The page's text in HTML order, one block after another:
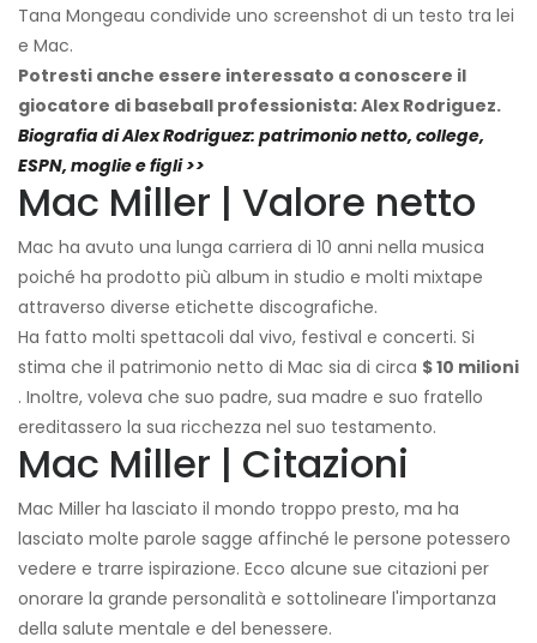
Tana Mongeau condivide uno screenshot di un testo tra lei
e Mac.
Potresti anche essere interessato a conoscere il
giocatore di baseball professionista: Alex Rodriguez.
Biografia di Alex Rodriguez: patrimonio netto, college,
ESPN, moglie e figli >>
Mac Miller | Valore netto
Mac ha avuto una lunga carriera di 10 anni nella musica
poiché ha prodotto più album in studio e molti mixtape
attraverso diverse etichette discografiche.
Ha fatto molti spettacoli dal vivo, festival e concerti. Si
stima che il patrimonio netto di Mac sia di circa $ 10 milioni
. Inoltre, voleva che suo padre, sua madre e suo fratello
ereditassero la sua ricchezza nel suo testamento.
Mac Miller | Citazioni
Mac Miller ha lasciato il mondo troppo presto, ma ha
lasciato molte parole sagge affinché le persone potessero
vedere e trarre ispirazione. Ecco alcune sue citazioni per
onorare la grande personalità e sottolineare l'importanza
della salute mentale e del benessere.